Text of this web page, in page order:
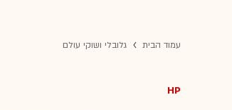
עמוד הבית גלובלי ושוקי עולם
HP